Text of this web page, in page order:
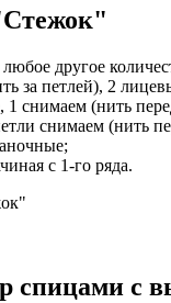
другое
за петлей), 2
снимаем (нить
снимаем (нить
с 1-го ряда.
спицами с